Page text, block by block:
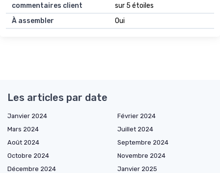
commentaires client
sur 5 étoiles
À assembler
Oui
Les articles par date
Janvier 2024
Février 2024
Mars 2024
Juillet 2024
Août 2024
Septembre 2024
Octobre 2024
Novembre 2024
Décembre 2024
Janvier 2025